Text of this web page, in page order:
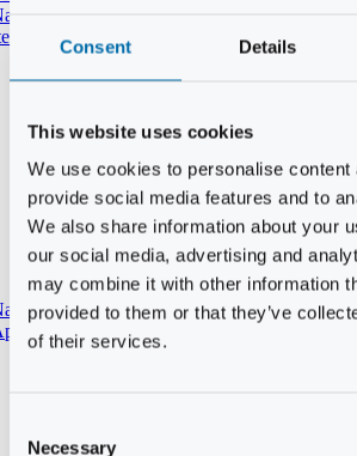
Consent Details
This website uses cookies
We use cookies to personalise content
provide social media features and to
We also share information about your
our social media, advertising and
may combine it with other information
provided to them or that they’ve
of their services.
Necessary
i mørket
til punkttællinger